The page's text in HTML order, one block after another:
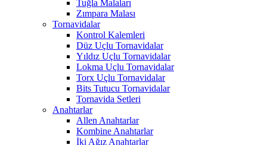
Tuğla Malaları
Zımpara Malası
Tornavidalar
Kontrol Kalemleri
Düz Uçlu Tornavidalar
Yıldız Uçlu Tornavidalar
Lokma Uçlu Tornavidalar
Torx Uçlu Tornavidalar
Bits Tutucu Tornavidalar
Tornavida Setleri
Anahtarlar
Allen Anahtarlar
Kombine Anahtarlar
İki Ağız Anahtarlar